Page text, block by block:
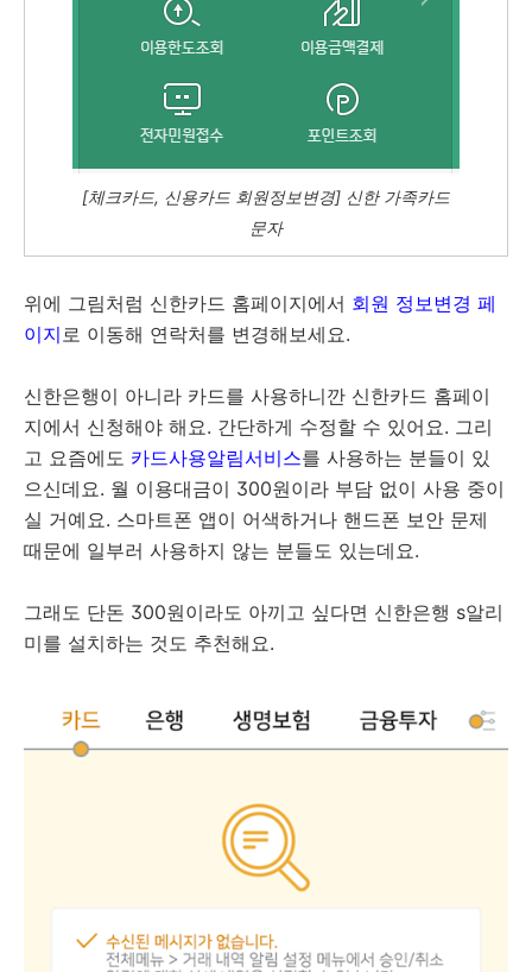
[체크카드, 신용카드 회원정보변경] 신한 가족카드
문자
위에 그림처럼 신한카드 홈페이지에서 회원 정보변경 페
이지로 이동해 연락처를 변경해보세요.
신한은행이 아니라 카드를 사용하니깐 신한카드 홈페이
지에서 신청해야 해요. 간단하게 수정할 수 있어요. 그리
고 요즘에도 카드사용알림서비스를 사용하는 분들이 있
으신데요. 월 이용대금이 300원이라 부담 없이 사용 중이
실 거예요. 스마트폰 앱이 어색하거나 핸드폰 보안 문제
때문에 일부러 사용하지 않는 분들도 있는데요.
그래도 단돈 300원이라도 아끼고 싶다면 신한은행 s알리
미를 설치하는 것도 추천해요.